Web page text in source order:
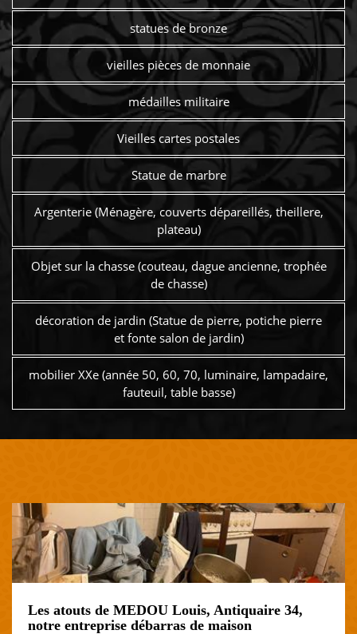
statues de bronze
vieilles pièces de monnaie
médailles militaire
Vieilles cartes postales
Statue de marbre
Argenterie (Ménagère, couverts dépareillés, theillere,
plateau)
Objet sur la chasse (couteau, dague ancienne, trophée
de chasse)
décoration de jardin (Statue de pierre, potiche pierre
et fonte salon de jardin)
mobilier XXe (année 50, 60, 70, luminaire, lampadaire,
fauteuil, table basse)
Les atouts de MEDOU Louis, Antiquaire 34,
notre entreprise débarras de maison